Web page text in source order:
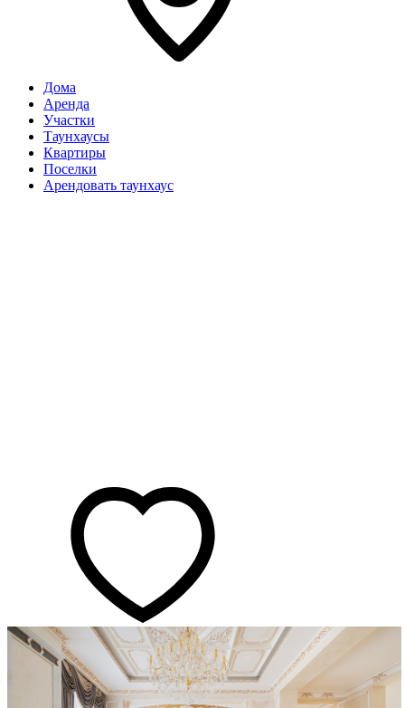
Дома
Аренда
Участки
Таунхаусы
Квартиры
Поселки
Арендовать таунхаус